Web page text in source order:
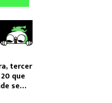
tercer
que
se